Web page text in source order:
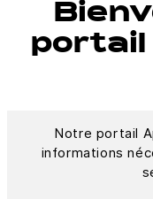
portail
Notre portail
informations